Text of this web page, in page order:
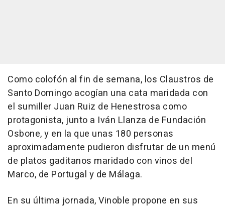
Como colofón al fin de semana, los Claustros de
Santo Domingo acogían una cata maridada con
el sumiller Juan Ruiz de Henestrosa como
protagonista, junto a Iván Llanza de Fundación
Osbone, y en la que unas 180 personas
aproximadamente pudieron disfrutar de un menú
de platos gaditanos maridado con vinos del
Marco, de Portugal y de Málaga.
En su última jornada, Vinoble propone en sus